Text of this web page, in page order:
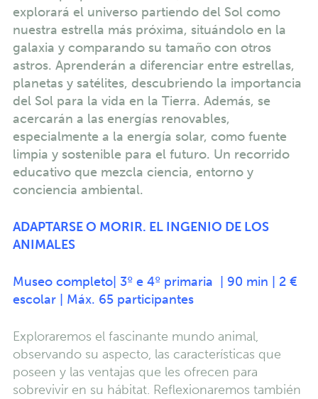
explorará el universo partiendo del Sol como
nuestra estrella más próxima, situándolo en la
galaxia y comparando su tamaño con otros
astros. Aprenderán a diferenciar entre estrellas,
planetas y satélites, descubriendo la importancia
del Sol para la vida en la Tierra. Además, se
acercarán a las energías renovables,
especialmente a la energía solar, como fuente
limpia y sostenible para el futuro. Un recorrido
educativo que mezcla ciencia, entorno y
conciencia ambiental.
ADAPTARSE O MORIR. EL INGENIO DE LOS
ANIMALES
Museo completo| 3º e 4º primaria | 90 min | 2 €
escolar | Máx. 65 participantes
Exploraremos el fascinante mundo animal,
observando su aspecto, las características que
poseen y las ventajas que les ofrecen para
sobrevivir en su hábitat. Reflexionaremos también